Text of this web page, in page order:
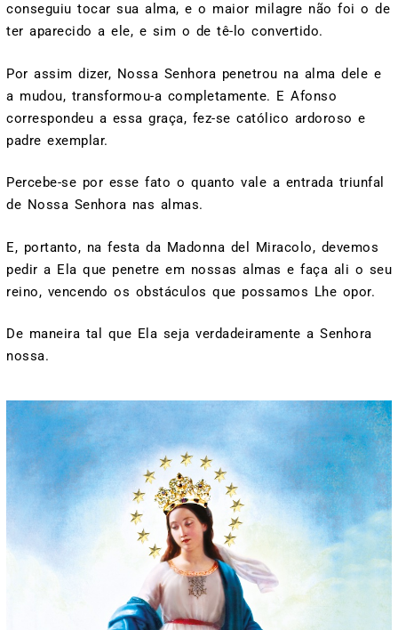
conseguiu tocar sua alma, e o maior milagre não foi o de
ter aparecido a ele, e sim o de tê-lo convertido.
Por assim dizer, Nossa Senhora penetrou na alma dele e
a mudou, transformou-a completamente. E Afonso
correspondeu a essa graça, fez-se católico ardoroso e
padre exemplar.
Percebe-se por esse fato o quanto vale a entrada triunfal
de Nossa Senhora nas almas.
E, portanto, na festa da Madonna del Miracolo, devemos
pedir a Ela que penetre em nossas almas e faça ali o seu
reino, vencendo os obstáculos que possamos Lhe opor.
De maneira tal que Ela seja verdadeiramente a Senhora
nossa.